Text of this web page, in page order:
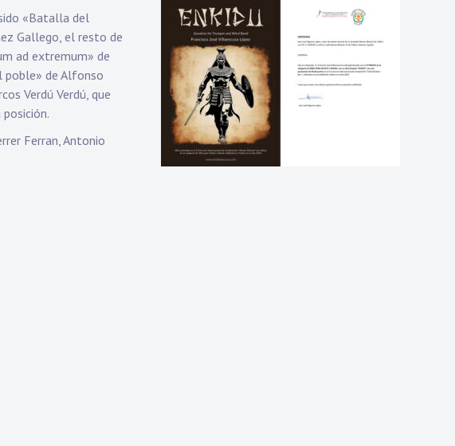
«Batalla del
Gallego, el resto de
ad extremum» de
poble» de Alfonso
Verdú Verdú, que
Ferran, Antonio